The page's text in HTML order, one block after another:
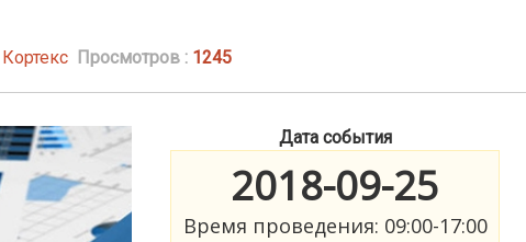
Кортекс Просмотров : 1245
Дата события
2018-09-25
Время проведения: 09:00-17:00